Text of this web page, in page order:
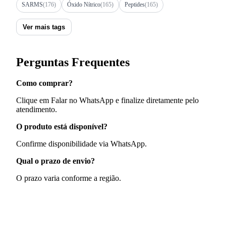
SARMS(176) Óxido Nítrico(165) Peptides(165)
Ver mais tags
Perguntas Frequentes
Como comprar?
Clique em Falar no WhatsApp e finalize diretamente pelo
atendimento.
O produto está disponível?
Confirme disponibilidade via WhatsApp.
Qual o prazo de envio?
O prazo varia conforme a região.